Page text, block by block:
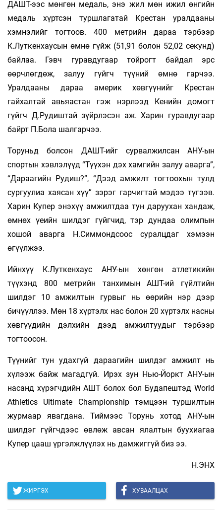
ДАШТ-ээс мөнгөн медаль, энэ жил мөн ижил өнгийн
медаль хүртсэн туршлагатай Крестан уралдааны
хэмнэлийг тогтоов. 400 метрийн дараа тэрбээр
К.Луткенхаусын өмнө гүйж (51,91 болон 52,02 секунд)
байлаа. Гэвч гуравдугаар тойрогт байдал эрс
өөрчлөгдөж, залуу гүйгч түүний өмнө гарчээ.
Уралдааны дараа америк хөвгүүнийг Крестан
гайхалтай авьяастан гэж нэрлээд Кенийн домогт
гүйгч Д.Рудиштай зүйрлэсэн аж. Харин гуравдугаар
байрт П.Бола шалгарчээ.
Торуньд болсон ДАШТ-ийг сурвалжилсан АНУ-ын
спортын хэвлэлүүд “Түүхэн дэх хамгийн залуу аварга”,
“Дараагийн Рудиш?”, “Дээд амжилт тогтоохын тулд
сургуулиа хаясан хүү” зэрэг гарчигтай мэдээ түгээв.
Харин Купер энэхүү амжилтдаа тун даруухан хандаж,
өмнөх үеийн шилдэг гүйгчид, тэр дундаа олимпын
хошой аварга Н.Симмондсоос суралцдаг хэмээн
өгүүлжээ.
Ийнхүү К.Луткенхаус АНУ-ын хөнгөн атлетикийн
түүхэнд 800 метрийн танхимын АШТ-ий гүйлтийн
шилдэг 10 амжилтын гурвыг нь өөрийн нэр дээр
бичүүллээ. Мөн 18 хүртэлх нас болон 20 хүртэлх насны
хөвгүүдийн дэлхийн дээд амжилтуудыг тэрбээр
тогтоосон.
Түүнийг тун удахгүй дараагийн шилдэг амжилт нь
хүлээж байж магадгүй. Ирэх зун Нью-Йоркт АНУ-ын
насанд хүрэгчдийн АШТ болох бол Будапештэд World
Athletics Ultimate Championship тэмцээн туршилтын
журмаар явагдана. Тиймээс Торунь хотод АНУ-ын
шилдэг гүйгчдээс өвлөж авсан ялалтын буухиагаа
Купер цааш үргэлжлүүлэх нь дамжиггүй биз ээ.
Н.ЭНХ
ЖИРГЭХ ХУВААЛЦАХ